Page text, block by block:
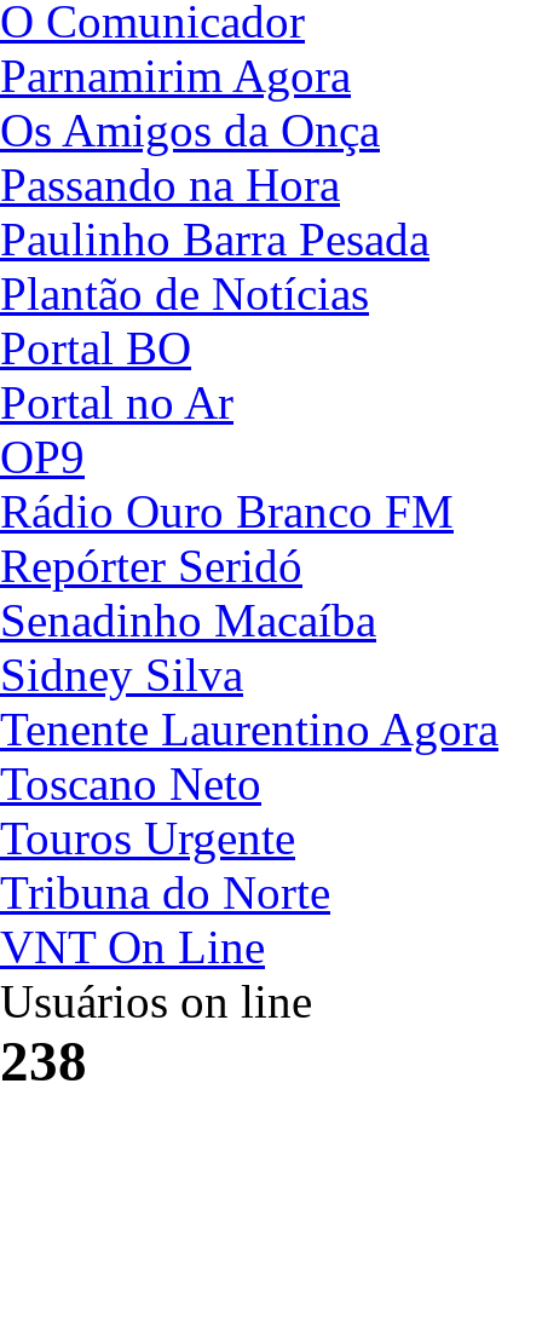
O Comunicador
Parnamirim Agora
Os Amigos da Onça
Passando na Hora
Paulinho Barra Pesada
Plantão de Notícias
Portal BO
Portal no Ar
OP9
Rádio Ouro Branco FM
Repórter Seridó
Senadinho Macaíba
Sidney Silva
Tenente Laurentino Agora
Toscano Neto
Touros Urgente
Tribuna do Norte
VNT On Line
Usuários on line
238